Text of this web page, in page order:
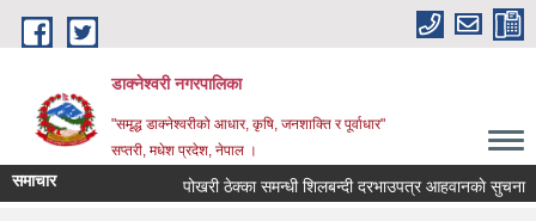
Skip to main content
डाक्नेश्वरी नगरपालिका
"समृद्ध डाक्नेश्वरीको आधार, कृषि, जनशाक्ति र पूर्वाधार"
सप्तरी, मधेश प्रदेश, नेपाल ।
समाचार पोखरी ठेक्का समन्धी शिलबन्दी दरभाउपत्र आहवानकाे सुचना